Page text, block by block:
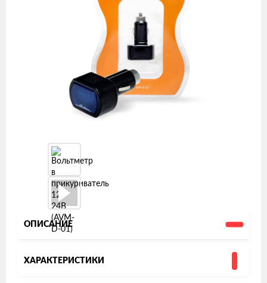
ОПИСАНИЕ
ХАРАКТЕРИСТИКИ